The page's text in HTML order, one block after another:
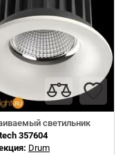
светильник
357604
Drum